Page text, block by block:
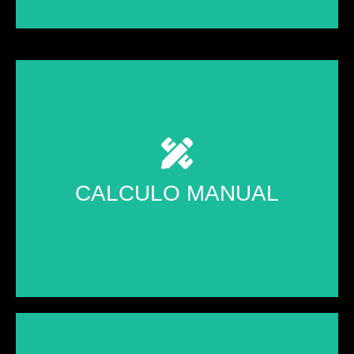
CALCULO MANUAL
CÁLCULO NA PRÁTICA